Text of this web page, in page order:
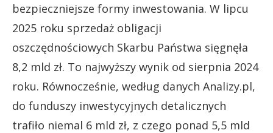
bezpieczniejsze formy inwestowania. W lipcu
2025 roku sprzedaż obligacji
oszczędnościowych Skarbu Państwa sięgnęła
8,2 mld zł. To najwyższy wynik od sierpnia 2024
roku. Równocześnie, według danych Analizy.pl,
do funduszy inwestycyjnych detalicznych
trafiło niemal 6 mld zł, z czego ponad 5,5 mld